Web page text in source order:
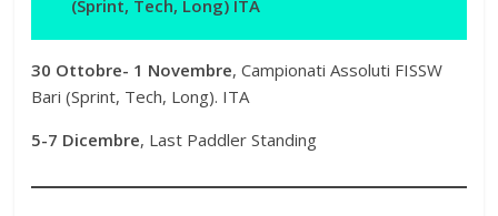
(Sprint, Tech, Long) ITA
30 Ottobre- 1 Novembre, Campionati Assoluti FISSW
Bari (Sprint, Tech, Long). ITA
5-7 Dicembre, Last Paddler Standing